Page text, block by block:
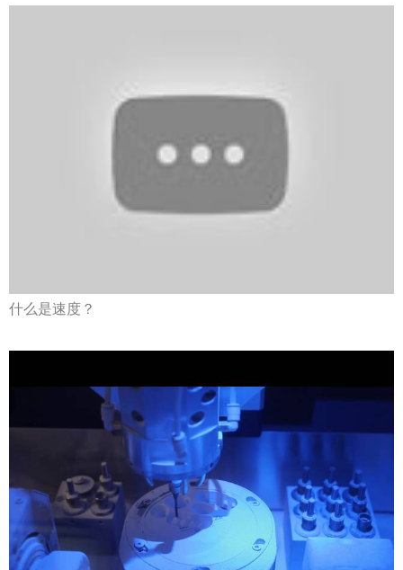
什么是速度？